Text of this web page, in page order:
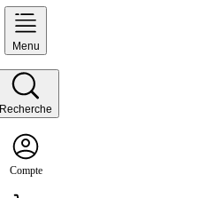
Menu
Recherche
Compte